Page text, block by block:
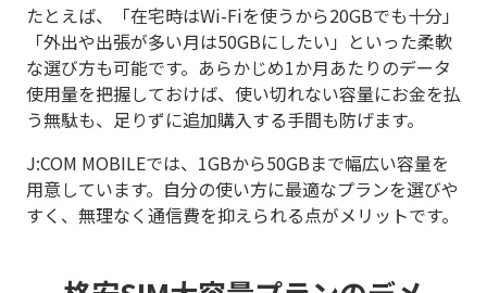
たとえば、「在宅時はWi-Fiを使うから20GBでも十分」
「外出や出張が多い月は50GBにしたい」といった柔軟
な選び方も可能です。あらかじめ1か月あたりのデータ
使用量を把握しておけば、使い切れない容量にお金を払
う無駄も、足りずに追加購入する手間も防げます。
J:COM MOBILEでは、1GBから50GBまで幅広い容量を
用意しています。自分の使い方に最適なプランを選びや
すく、無理なく通信費を抑えられる点がメリットです。